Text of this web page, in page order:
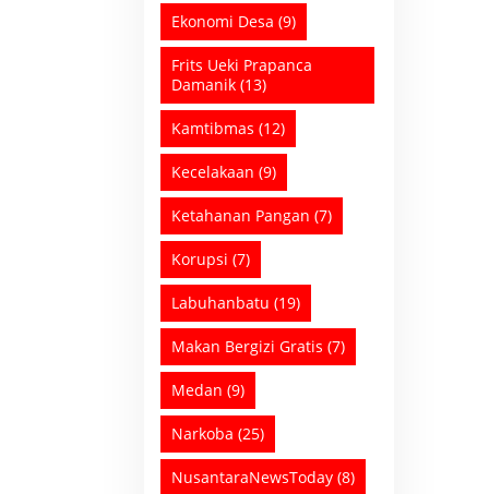
Ekonomi Desa (9)
Frits Ueki Prapanca
Damanik (13)
Kamtibmas (12)
Kecelakaan (9)
Ketahanan Pangan (7)
Korupsi (7)
Labuhanbatu (19)
Makan Bergizi Gratis (7)
Medan (9)
Narkoba (25)
NusantaraNewsToday (8)